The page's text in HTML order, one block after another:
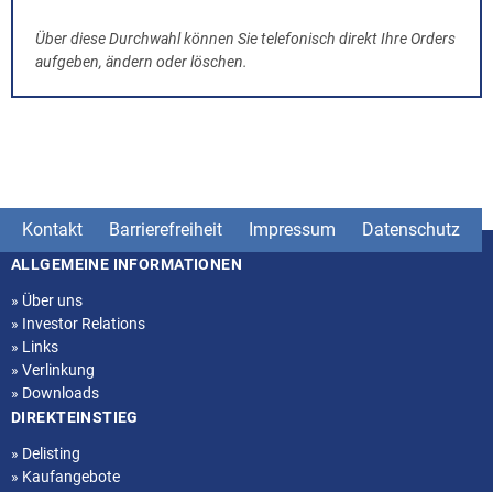
Über diese Durchwahl können Sie telefonisch direkt Ihre Orders
aufgeben, ändern oder löschen.
Kontakt Barrierefreiheit Impressum Datenschutz
Seitenstruktur
ALLGEMEINE INFORMATIONEN
» Über uns
» Investor Relations
» Links
» Verlinkung
» Downloads
DIREKTEINSTIEG
» Delisting
» Kaufangebote